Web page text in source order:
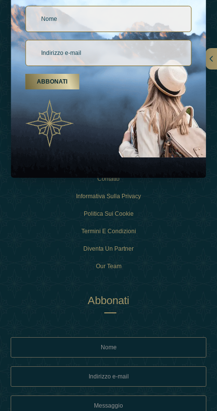
Collegamenti
Esperienza
Contatto
Informativa Sulla Privacy
Politica Sui Cookie
Termini E Condizioni
Diventa Un Partner
Our Team
Abbonati
ABBONATI